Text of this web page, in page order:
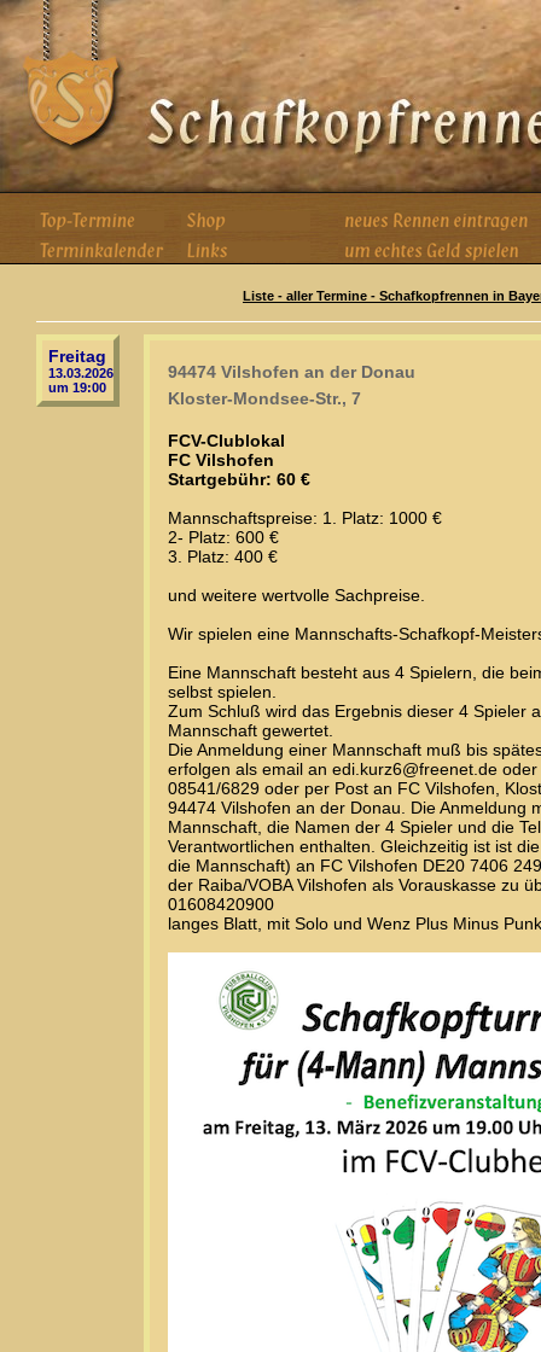
Liste - aller Termine - Schafkopfrennen in
Freitag
13.03.2026
um 19:00
94474 Vilshofen an der Donau
Kloster-Mondsee-Str., 7
FCV-Clublokal
FC Vilshofen
Startgebühr: 60 €
Mannschaftspreise: 1. Platz: 1000 €
2- Platz: 600 €
3. Platz: 400 €
und weitere wertvolle Sachpreise.
Wir spielen eine Mannschafts-Schafkopf-
Eine Mannschaft besteht aus 4 Spielern, die
selbst spielen.
Zum Schluß wird das Ergebnis dieser 4 Spieler
Mannschaft gewertet.
Die Anmeldung einer Mannschaft muß bis
erfolgen als email an edi.kurz6@freenet.de
08541/6829 oder per Post an FC Vilshofen,
94474 Vilshofen an der Donau. Die Anmeldung
Mannschaft, die Namen der 4 Spieler und die
Verantwortlichen enthalten. Gleichzeitig ist ist
die Mannschaft) an FC Vilshofen DE20 7406
der Raiba/VOBA Vilshofen als Vorauskasse zu
01608420900
langes Blatt, mit Solo und Wenz Plus Minus